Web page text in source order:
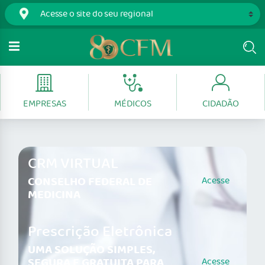
EMPRESAS MÉDICOS CIDADÃO
CRM VIRTUAL
CONSELHO FEDERAL DE
MEDICINA
Acesse
Prescrição Eletrônica
UMA SOLUÇÃO SIMPLES,
Acesse